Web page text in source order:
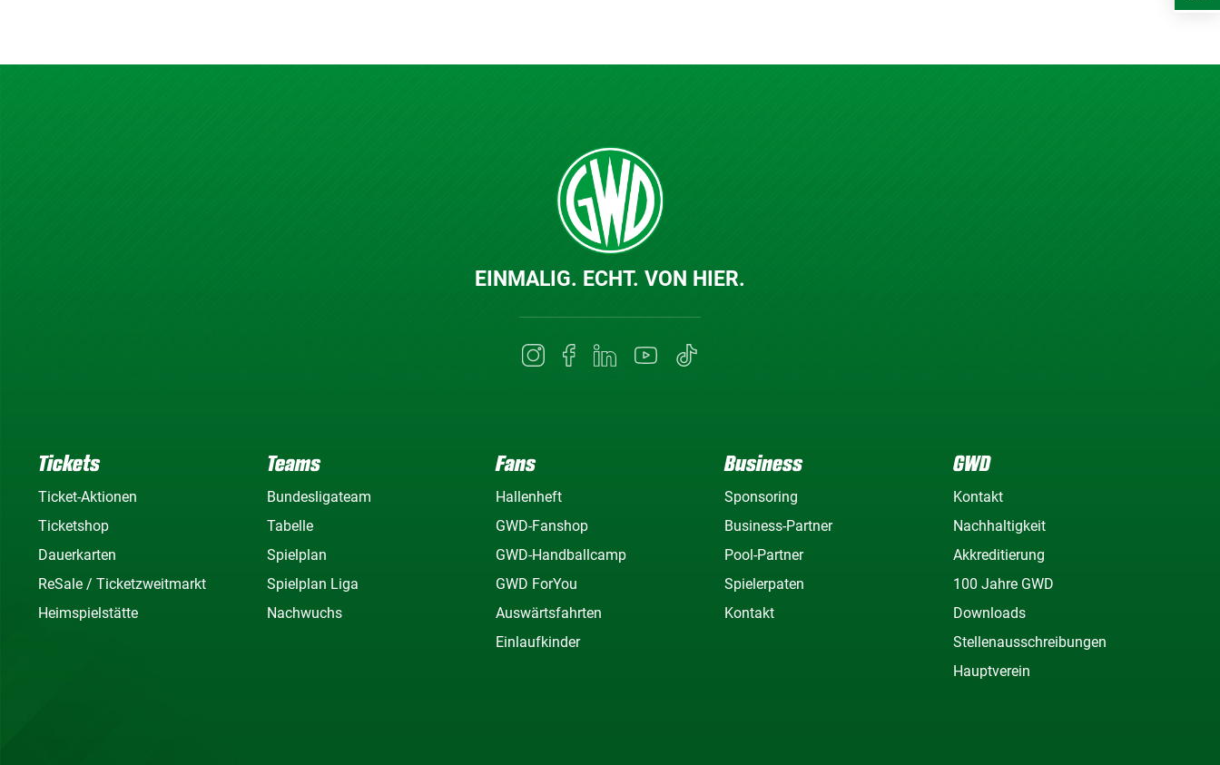
EINMALIG. ECHT. VON HIER.
Tickets
Ticket-Aktionen
Ticketshop
Dauerkarten
ReSale / Ticketzweitmarkt
Heimspielstätte
Teams
Bundesligateam
Tabelle
Spielplan
Spielplan Liga
Nachwuchs
Fans
Hallenheft
GWD-Fanshop
GWD-Handballcamp
GWD ForYou
Auswärtsfahrten
Einlaufkinder
Business
Sponsoring
Business-Partner
Pool-Partner
Spielerpaten
Kontakt
GWD
Kontakt
Nachhaltigkeit
Akkreditierung
100 Jahre GWD
Downloads
Stellenausschreibungen
Hauptverein